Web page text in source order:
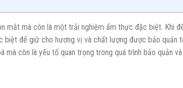
mắt mà còn là một trải nghiệm ẩm thực đặc biệt. Khi
biệt để giữ cho hương vị và chất lượng được bảo quản
mà còn là yếu tố quan trọng trong quá trình bảo quản và